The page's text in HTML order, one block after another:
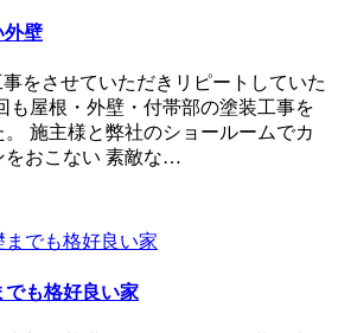
外壁
をさせていただきリピートしていた
も屋根・外壁・付帯部の塗装工事を
施主様と弊社のショールームでカ
をおこない 素敵な…
でも格好良い家